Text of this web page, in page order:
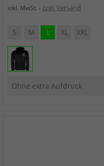
inkl. MwSt. zzgl. Versand
S M L XL XXL